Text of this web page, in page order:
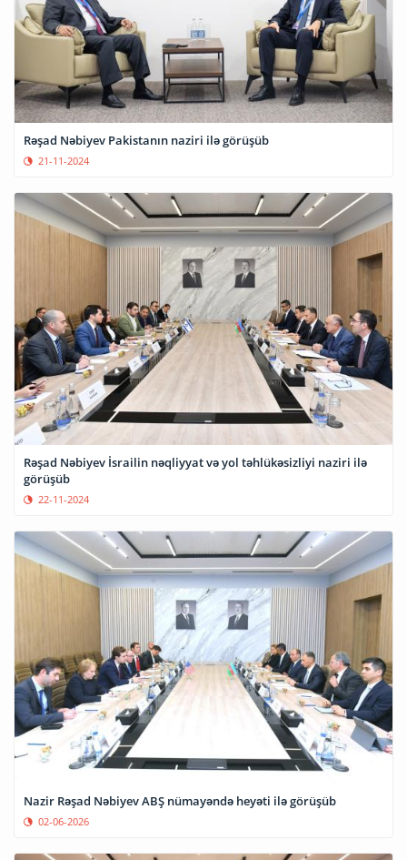
Rəşad Nəbiyev Pakistanın naziri ilə görüşüb
21-11-2024
Rəşad Nəbiyev İsrailin nəqliyyat və yol təhlükəsizliyi naziri ilə
görüşüb
22-11-2024
Nazir Rəşad Nəbiyev ABŞ nümayəndə heyəti ilə görüşüb
02-06-2026